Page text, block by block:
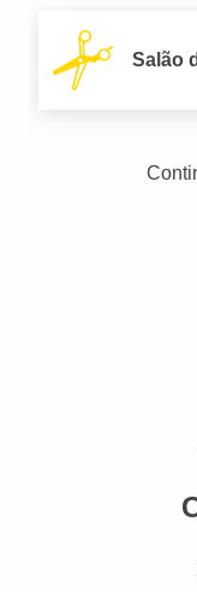
Salão